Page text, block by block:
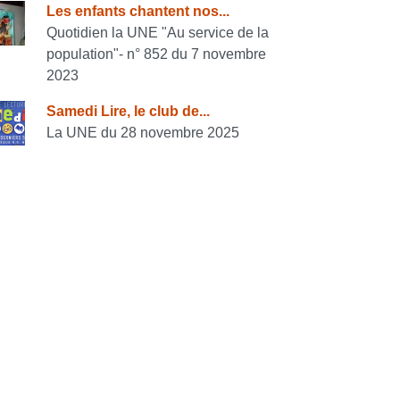
Les enfants chantent nos...
Quotidien la UNE "Au service de la
population"- n° 852 du 7 novembre
2023
Samedi Lire, le club de...
La UNE du 28 novembre 2025